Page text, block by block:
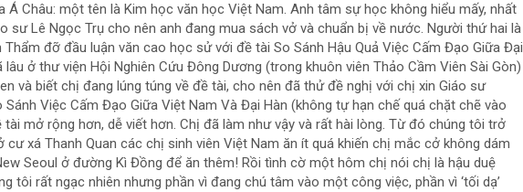
Á Châu: một tên là Kim học văn học Việt Nam. Anh tâm sự học không hiểu mấy, nhất
sư Lê Ngọc Trụ cho nên anh đang mua sách vở và chuẩn bị về nước. Người thứ hai là
đỡ đầu luận văn cao học sử với đề tài So Sánh Hậu Quả Việc Cấm Đạo Giữa Đại
ở thư viện Hội Nghiên Cứu Đông Dương (trong khuôn viên Thảo Cầm Viên Sài Gòn)
và biết chị đang lúng túng về đề tài, cho nên đã thử đề nghị với chị xin Giáo sư
Việc Cấm Đạo Giữa Việt Nam Và Đại Hàn (không tự hạn chế quá chặt chẽ vào
mở rộng hơn, dễ viết hơn. Chị đã làm như vậy và rất hài lòng. Từ đó chúng tôi trở
xá Thanh Quan các chị sinh viên Việt Nam ăn ít quá khiến chị mắc cở không dám
Seoul ở đường Kì Đồng để ăn thêm! Rồi tình cờ một hôm chị nói chị là hậu duệ
tôi rất ngạc nhiên nhưng phần vì đang chú tâm vào một công việc, phần vì ‘tối dạ’